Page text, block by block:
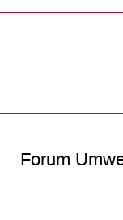
Forum